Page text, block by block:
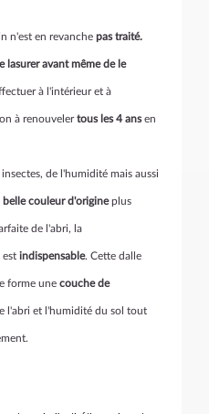
n'est en revanche pas traité.
le lasurer avant même de le
à l'intérieur et à
à renouvelertous les 4 ansen
insectes, de l'humidité mais aussi
belle couleur d'origineplus
de l'abri, la
est indispensable. Cette dalle
forme une couche de
l'abri et l'humidité du sol tout